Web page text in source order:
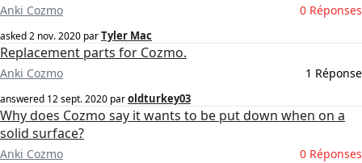
Anki Cozmo 0 Réponses
asked2 nov. 2020 parTyler Mac
Replacement parts for Cozmo.
Anki Cozmo 1 Réponse
answered 12 sept. 2020 paroldturkey03
Why does Cozmo say it wants to be put down when on a
solid surface?
Anki Cozmo 0 Réponses